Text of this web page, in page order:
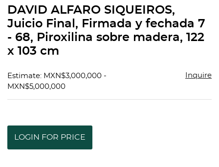
DAVID ALFARO SIQUEIROS,
Juicio Final, Firmada y fechada 7
- 68, Piroxilina sobre madera, 122
x 103 cm
Estimate: MXN$3,000,000 -
MXN$5,000,000
Inquire
LOGIN FOR PRICE